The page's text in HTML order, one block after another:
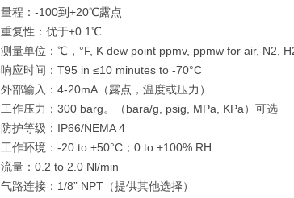
量程： -100到+20℃露点
重复性：优于±0.1℃
测量单位：℃，°F, K dew point ppmv, ppmw for air, N2,
响应时间： T95 in ≤10 minutes to -70°C
外部输入： 4-20mA （露点，温度或压力）
工作压力： 300 barg。（bara/g, psig, MPa, KPa）可选
防护等级： IP66/NEMA 4
工作环境： -20 to +50°C ； 0 to +100% RH
流量： 0.2 to 2.0 Nl/min
气路连接： 1/8” NPT （提供其他选择）